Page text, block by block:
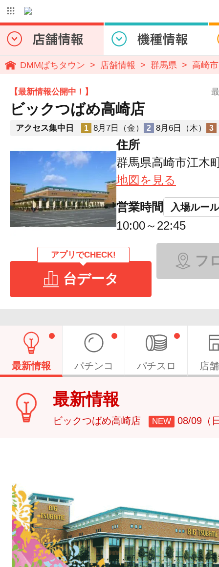
DMMぱちタウン 店舗情報 群馬県 高崎市
【最新情報公開中！】
ビックつばめ高崎店
アクセス集中日 1 8月7日（金） 2 8月6日（木） 3
住所
群馬県高崎市江木
地図を見る
営業時間 入場ルール
10:00～22:45
アプリでCHECK!
台データ
フ
最新情報 パチンコ パチスロ 店
最新情報
ビックつばめ高崎店 NEW 08/09（